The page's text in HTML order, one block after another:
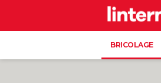
BRICOLAGE